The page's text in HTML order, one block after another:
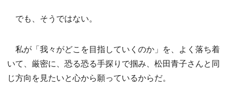
でも、そうではない。
私が「我々がどこを目指していくのか」を、よく落ち着
いて、厳密に、恐る恐る手探りで掴み、松田青子さんと同
じ方向を見たいと心から願っているからだ。